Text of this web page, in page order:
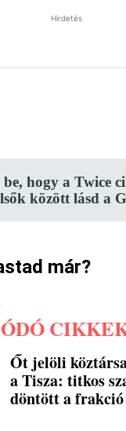
Hirdetés
hogy a Twice
között lásd a
már?
Őt jelöli
a Tisza: titkos
döntött a frakció